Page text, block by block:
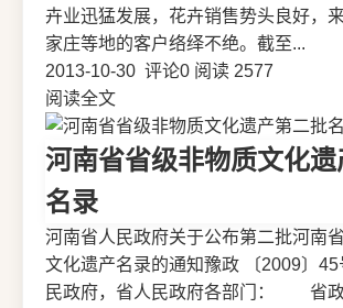
卉业迅猛发展，花卉销售势头良好，
家庄等地的客户络绎不绝。截至...
2013-10-30 评论0 阅读 2577
阅读全文
河南省省级非物质文化
名录
河南省人民政府关于公布第二批河南
文化遗产名录的通知豫政 〔2009〕45
民政府，省人民政府各部门： 省